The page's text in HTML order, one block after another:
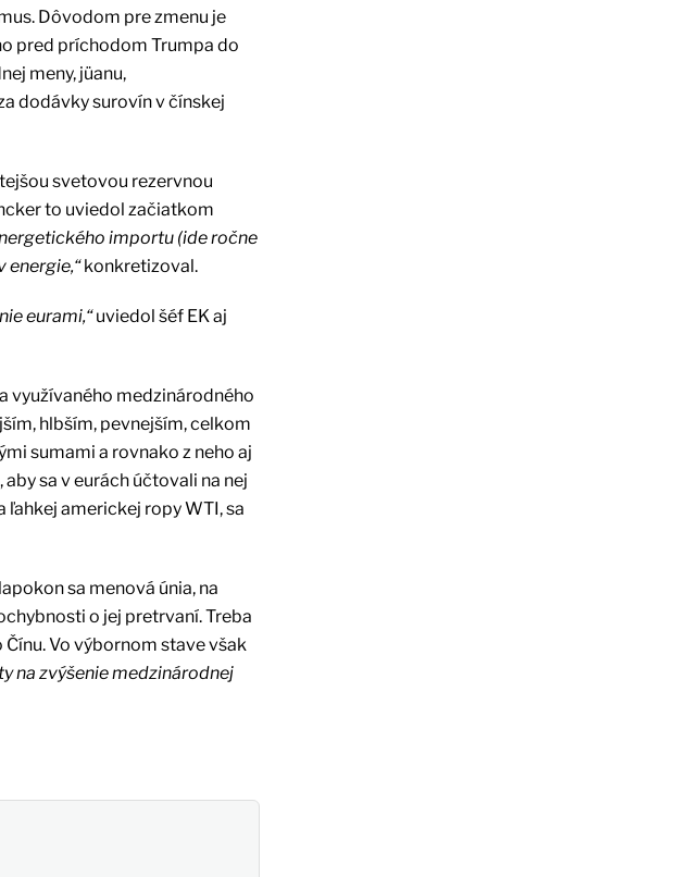
Dôvodom pre zmenu je
pred príchodom Trumpa do
meny, jüanu,
dodávky surovín v čínskej
svetovou rezervnou
to uviedol začiatkom
importu (ide ročne
energie,“konkretizoval.
eurami,“uviedol šéf EK aj
využívaného medzinárodného
hlbším, pevnejším, celkom
sumami a rovnako z neho aj
sa v eurách účtovali na nej
americkej ropy WTI, sa
sa menová únia, na
o jej pretrvaní. Treba
Vo výbornom stave však
na zvýšenie medzinárodnej